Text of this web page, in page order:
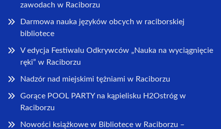
zawodach w Raciborzu
Darmowa nauka języków obcych w raciborskiej
bibliotece
V edycja Festiwalu Odkrywców „Nauka na wyciągnięcie
ręki” w Raciborzu
Nadzór nad miejskimi tężniami w Raciborzu
Gorące POOL PARTY na kąpielisku H2Ostróg w
Raciborzu
Nowości książkowe w Bibliotece w Raciborzu –